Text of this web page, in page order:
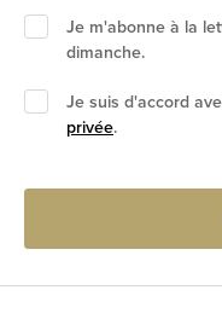
Je m'abonne à la
dimanche.
Je suis d'accord
privée.